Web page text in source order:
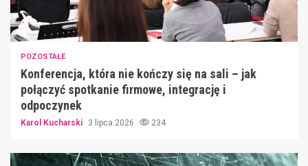
POZOSTAŁE
Konferencja, która nie kończy się na sali – jak
połączyć spotkanie firmowe, integrację i
odpoczynek
Karol Kucharski 3 lipca 2026 234